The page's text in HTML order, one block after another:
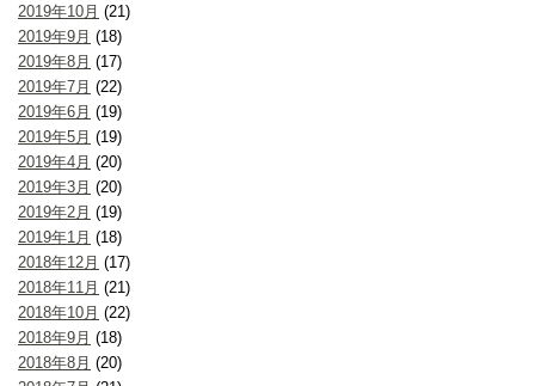
2019年10月 (21)
2019年9月 (18)
2019年8月 (17)
2019年7月 (22)
2019年6月 (19)
2019年5月 (19)
2019年4月 (20)
2019年3月 (20)
2019年2月 (19)
2019年1月 (18)
2018年12月 (17)
2018年11月 (21)
2018年10月 (22)
2018年9月 (18)
2018年8月 (20)